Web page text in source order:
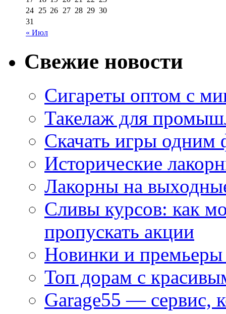
« Июл
24 25 26 27 28 29 30
31
Свежие новости
Сигареты оптом с
Такелаж для
Скачать игры одним
Исторические
Лакорны на
Сливы курсов: как
пропускать акции
Новинки и
Топ дорам с
Garage55 — сервис,